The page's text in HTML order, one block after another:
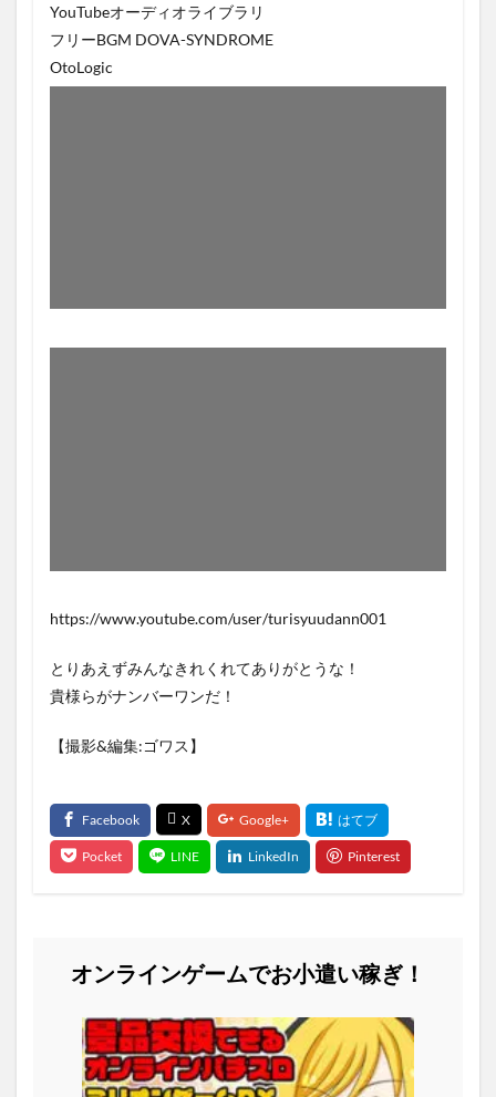
YouTubeオーディオライブラリ
フリーBGM DOVA-SYNDROME
OtoLogic
https://www.youtube.com/user/turisyuudann001
とりあえずみんなきれくれてありがとうな！
貴様らがナンバーワンだ！
【撮影&編集:ゴワス】
オンラインゲームでお小遣い稼ぎ！